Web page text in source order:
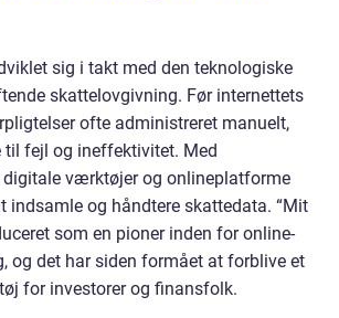
sig i takt med den teknologiske
skattelovgivning. Før internettets
ofte administreret manuelt,
til fejl og ineffektivitet. Med
værktøjer og onlineplatforme
indsamle og håndtere skattedata. “Mit
som en pioner inden for online-
og det har siden formået at forblive et
for investorer og finansfolk.